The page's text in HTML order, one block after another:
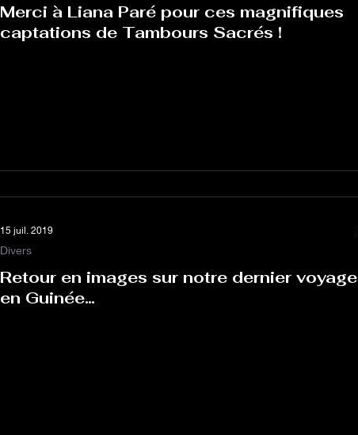
Merci à Liana Paré pour ces magnifiques
captations de Tambours Sacrés !
Retour en images sur notre dernier voyage
en Guinée…
Divers
15 juil. 2019